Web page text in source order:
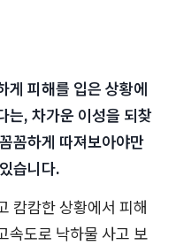
게 피해를 입은 상황에
는, 차가운 이성을 되찾
꼼하게 따져보아야만
습니다.
캄캄한 상황에서 피해
속도로 낙하물 사고 보